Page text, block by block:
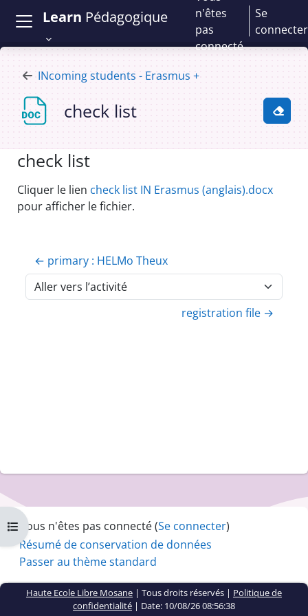
Learn Pédagogique
n'êtes
pas
connecté
Se
connecter
Ouvrir l’index du cours
INcoming students - Erasmus +
check list
check list
Conditions d’achèvement
Cliquer le lien check list IN Erasmus (anglais).docx
pour afficher le fichier.
← primary : HELMo Theux
Aller vers l’activité
registration file →
Vous n'êtes pas connecté (Se connecter)
Résumé de conservation de données
Passer au thème standard
Haute Ecole Libre Mosane | Tous droits réservés | Politique de
confidentialité | Date: 10/08/26 08:56:38